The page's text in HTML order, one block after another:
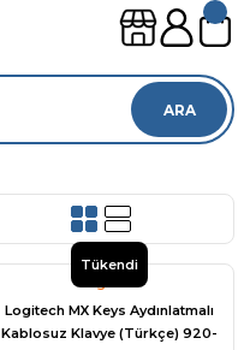
ARA
Tükendi
Logitech MX Keys Aydınlatmalı
Kablosuz Klavye (Türkçe) 920-